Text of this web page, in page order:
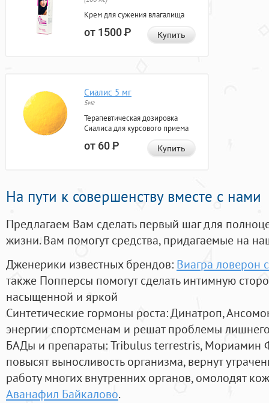
Крем для сужения влагалища
от 1500Р Купить
Сиалис 5 мг
5мг
Терапевтическая дозировка
Сиалиса для курсового приема
от 60Р Купить
На пути к совершенству вместе с нами
Предлагаем Вам сделать первый шаг для
жизни. Вам помогут средства, придагаемые на
Дженерики известных брендов: Виагра ловерон
также Попперсы помогут сделать интимную
насыщенной и яркой
Синтетические гормоны роста: Динатроп,
энергии спортсменам и решат проблемы
БАДы и препараты:Tribulus terrestris, Мориамин
повысят выносливость организма, вернут
работу многих внутренних органов, омолодят
Аванафил Байкалово.